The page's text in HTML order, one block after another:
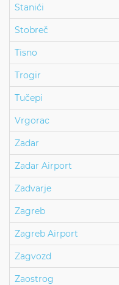
Stanići
Stobreč
Tisno
Trogir
Tučepi
Vrgorac
Zadar
Zadar Airport
Zadvarje
Zagreb
Zagreb Airport
Zagvozd
Zaostrog